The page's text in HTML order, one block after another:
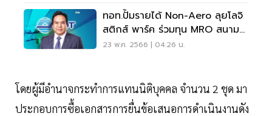
ทอท.ปั้มรายได้ Non-Aero ลุยโลจิ
สติกส์ พาร์ค ร่วมทุน MRO สนาม
บินดอนเมือง
23 พ.ค. 2566 | 04:26 น.
โดยผู้มีอำนาจกระทำการแทนนิติบุคคล จำนวน 2 ชุด มา
ประกอบการซื้อเอกสารการยื่นข้อเสนอการดำเนินงานดัง